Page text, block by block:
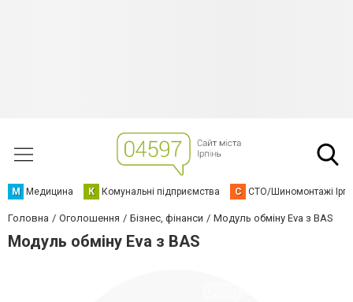
М Медицина К Комунальні підприємства С СТО/Шиномонтажі
Головна Оголошення Бізнес, фінанси Модуль обміну Eva з BAS
Модуль обміну Eva з BAS